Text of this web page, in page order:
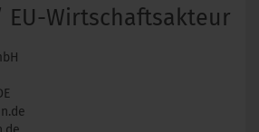
Wirtschaftsakteur